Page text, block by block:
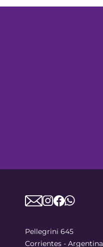
Pellegrini 645
Corrientes - Argentina